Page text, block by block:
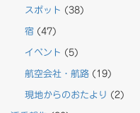
スポット (38)
宿(47)
イベント (5)
航空会社・航路(19)
現地からのおたより (2)